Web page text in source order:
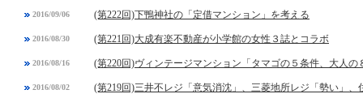
2016/09/06 (第222回)下鴨神社の「定借マンション」を考える
2016/08/30 (第221回)大成有楽不動産が小学館の女性３誌とコラボ
2016/08/16 (第220回)ヴィンテージマンション「タマゴの５条件、大人の
2016/08/02 (第219回)三井不レジ「意気消沈」、三菱地所レジ「勢い」、